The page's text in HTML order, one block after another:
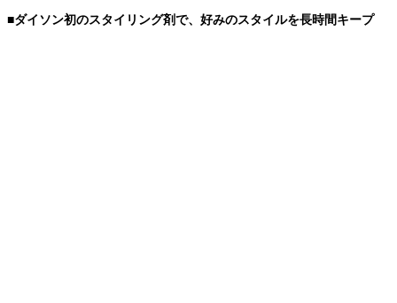
■ダイソン初のスタイリング剤で、好みのスタイルを長時間キープ